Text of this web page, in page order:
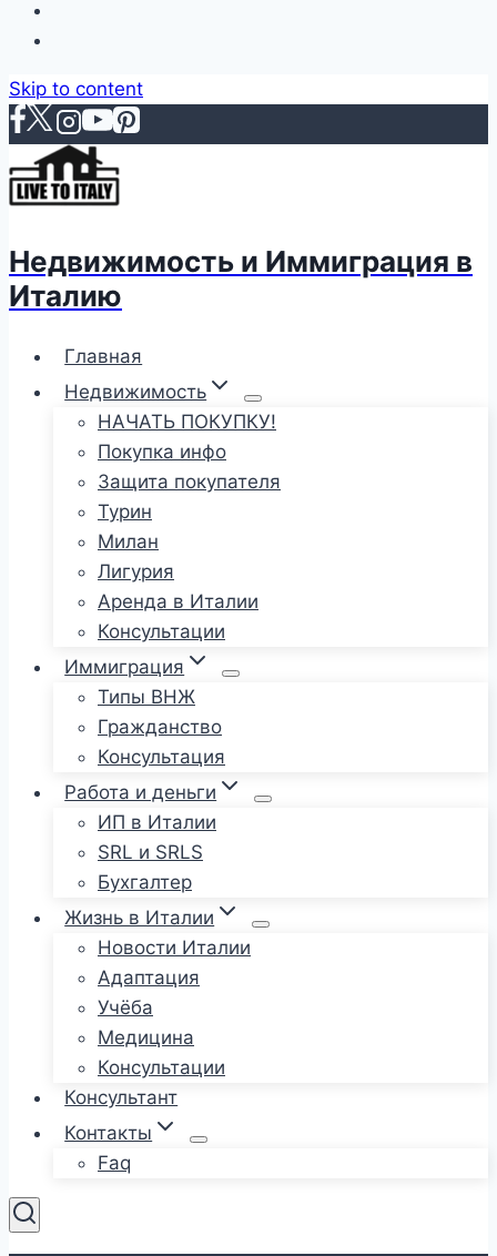
Skip to content
Недвижимость и Иммиграция в
Италию
Главная
Недвижимость
НАЧАТЬ ПОКУПКУ!
Покупка инфо
Защита покупателя
Турин
Милан
Лигурия
Аренда в Италии
Консультации
Иммиграция
Типы ВНЖ
Гражданство
Консультация
Работа и деньги
ИП в Италии
SRL и SRLS
Бухгалтер
Жизнь в Италии
Новости Италии
Адаптация
Учёба
Медицина
Консультации
Консультант
Контакты
Faq